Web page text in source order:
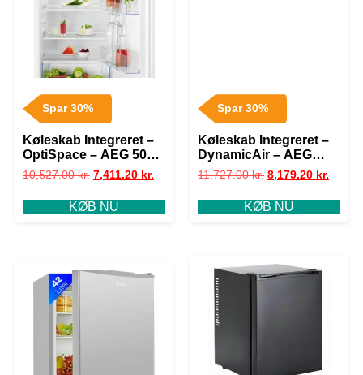
Spar 30%
Køleskab Integreret –
OptiSpace – AEG 5000
– OSF5O12EF
10,527.00kr. 7,411.20 kr.
KØB NU
Spar 30%
Køleskab Integreret –
DynamicAir – AEG
6000 – TF6DS181ES
11,727.00kr. 8,179.20 kr.
KØB NU